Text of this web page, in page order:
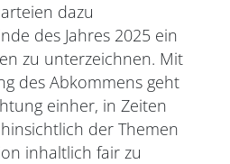
dazu
des Jahres 2025 ein
zu unterzeichnen. Mit
des Abkommens geht
einher, in Zeiten
der Themen
inhaltlich fair zu